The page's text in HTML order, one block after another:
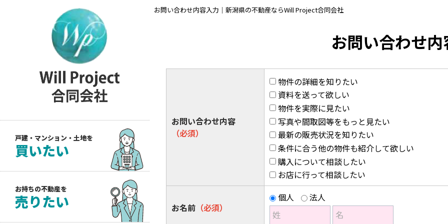
戸建・マンション・土地を
買いたい
お持ちの不動産を
売りたい
お問い合わせ内容入力｜新潟県の不動産ならWill Project合同会社
お問い合わせ
お問い合わせ内容
（必須）
物件の詳細を知りたい
資料を送って欲しい
物件を実際に見たい
写真や間取図等をもっと見たい
最新の販売状況を知りたい
条件に合う他の物件も紹介して欲しい
購入について相談したい
お店に行って相談したい
お名前 （必須）
個人
法人
姓
名